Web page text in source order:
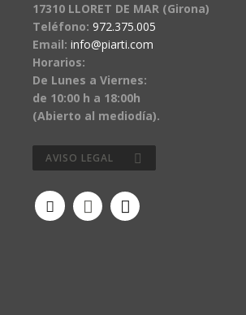
17310 LLORET DE MAR (Girona)
Teléfono: 972.375.005
Email: info@piarti.com
Horarios:
De Lunes a Viernes:
de 10:00 h a 18:00h
(Abierto al mediodía).
AVISO LEGAL